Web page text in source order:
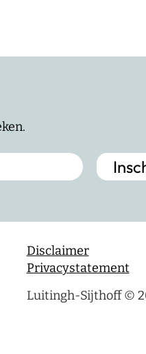
Disclaimer
Privacystatement
Luitingh-Sijthoff ©